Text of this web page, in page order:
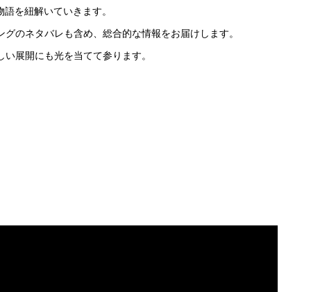
を紐解いていきます。
のネタバレも含め、総合的な情報をお届けします。
展開にも光を当てて参ります。